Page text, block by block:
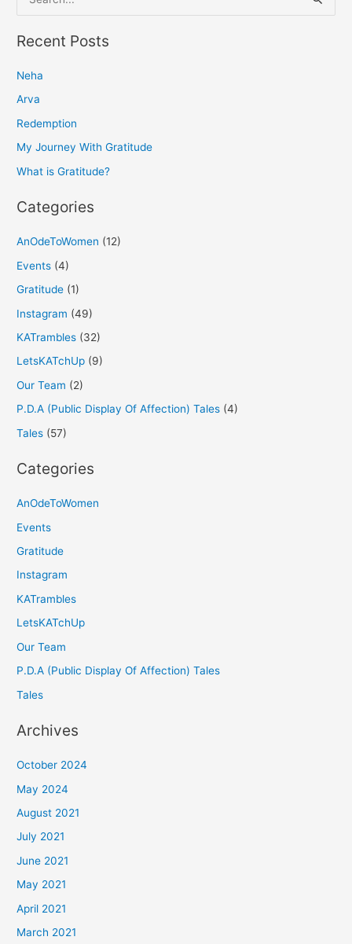
e
a
c
h
f
o
Recent Posts
Neha
Arva
Redemption
My Journey With Gratitude
What is Gratitude?
Categories
AnOdeToWomen (12)
Events (4)
Gratitude (1)
Instagram (49)
KATrambles (32)
LetsKATchUp (9)
Our Team (2)
P.D.A (Public Display Of Affection) Tales (4)
Tales (57)
Categories
AnOdeToWomen
Events
Gratitude
Instagram
KATrambles
LetsKATchUp
Our Team
P.D.A (Public Display Of Affection) Tales
Tales
Archives
October 2024
May 2024
August 2021
July 2021
June 2021
May 2021
April 2021
March 2021